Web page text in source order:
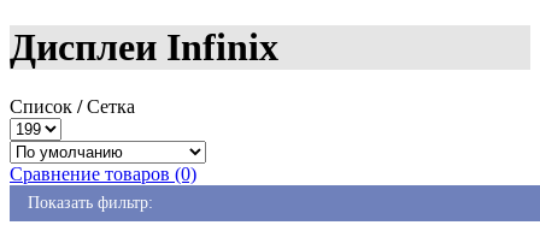
Дисплеи Infinix
Список / Сетка
Сравнение товаров (0)
Показать фильтр: